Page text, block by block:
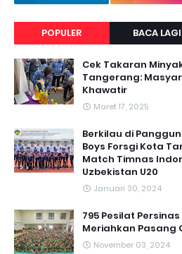
POPULER BACA LAGI
Cek Takaran
Tangerang:
Khawatir
Maret 17, 2025
Berkilau di
Boys Forsgi Kota
Match Timnas
Uzbekistan U20
Januari 30, 2024
795 Pesilat
Meriahkan Pasang
November 03, 2024